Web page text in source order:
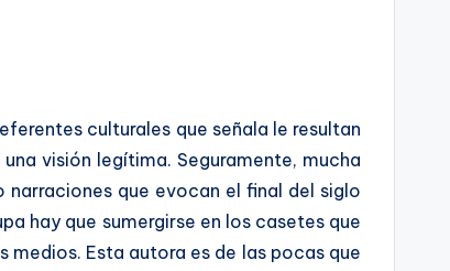
culturales que señala le resultan
visión legítima. Seguramente, mucha
que evocan el final del siglo
hay que sumergirse en los casetes que
Esta autora es de las pocas que